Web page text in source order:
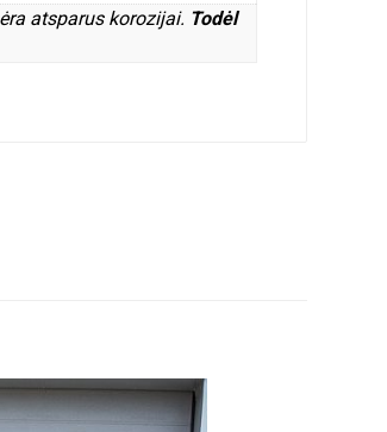
atsparus korozijai. Todėl